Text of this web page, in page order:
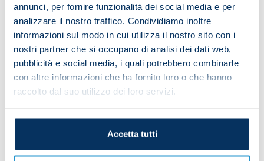
annunci, per fornire funzionalità dei social media e per
analizzare il nostro traffico. Condividiamo inoltre
informazioni sul modo in cui utilizza il nostro sito con i
nostri partner che si occupano di analisi dei dati web,
pubblicità e social media, i quali potrebbero combinarle
con altre informazioni che ha fornito loro o che hanno
raccolto dal suo utilizzo dei loro servizi.
Accetta tutti
the current Serie A holders, but we’re Napoli and
we know that we’re always capable of dominating
through our quality.
“For the goal I made a bold move. I saw that
Matteo Politano was free, I thought about passing
to him but I saw a gap and I smashed a shot in. It